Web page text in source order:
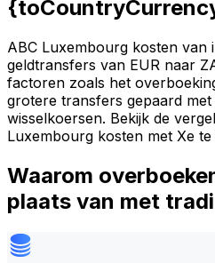
ABC Luxembourg kosten van
geldtransfers van EUR naar
factoren zoals het
grotere transfers gepaard
wisselkoersen. Bekijk de
Luxembourg kosten met Xe te
Waarom
plaats van met